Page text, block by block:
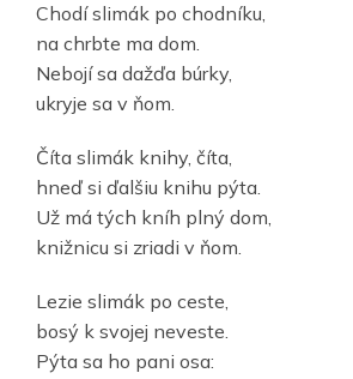
Chodí slimák po chodníku,
na chrbte ma dom.
Nebojí sa dažďa búrky,
ukryje sa v ňom.
Číta slimák knihy, číta,
hneď si ďalšiu knihu pýta.
Už má tých kníh plný dom,
knižnicu si zriadi v ňom.
Lezie slimák po ceste,
bosý k svojej neveste.
Pýta sa ho pani osa: